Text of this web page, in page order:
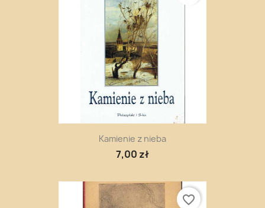
Kamienie z nieba
7,00 zł
favorite_border